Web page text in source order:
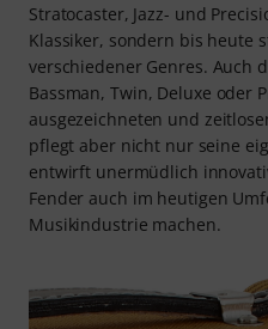
Stratocaster, Jazz- und
Klassiker, sondern bis heute
verschiedener Genres. Auch
Bassman, Twin, Deluxe oder
ausgezeichneten und
pflegt aber nicht nur seine
entwirft unermüdlich
Fender auch im heutigen
Musikindustrie machen.